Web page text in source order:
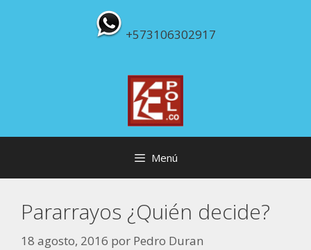
+573106302917
Menú
Pararrayos ¿Quién decide?
18 agosto, 2016 por Pedro Duran